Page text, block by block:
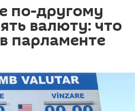
по-другому
валюту: что
парламенте